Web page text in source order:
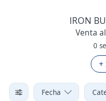
IRON
Venta
0
+
Fecha